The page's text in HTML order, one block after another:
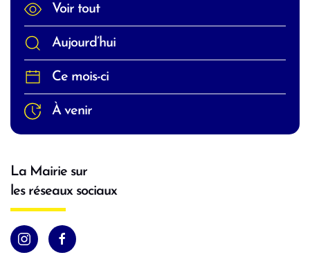
Voir tout
Aujourd’hui
Ce mois-ci
À venir
La Mairie sur
les réseaux sociaux